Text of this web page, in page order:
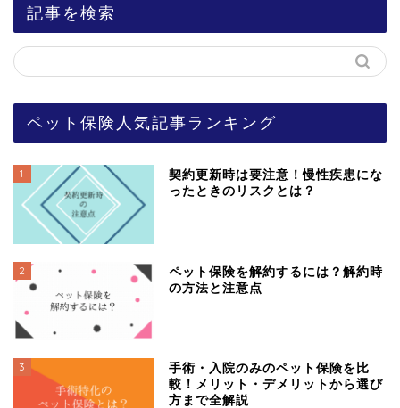
記事を検索
ペット保険人気記事ランキング
1
契約更新時は要注意！慢性疾患にな
ったときのリスクとは？
2
ペット保険を解約するには？解約時
の方法と注意点
3
手術・入院のみのペット保険を比
較！メリット・デメリットから選び
方まで全解説